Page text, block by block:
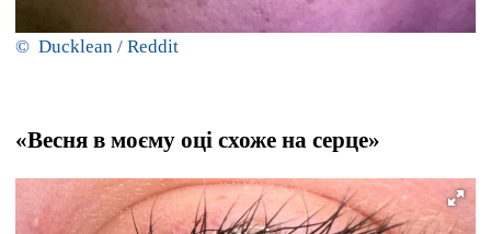
© Ducklean / Reddit
«Весня в моєму оці схоже на серце»